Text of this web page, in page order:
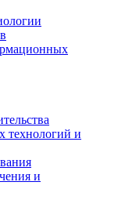
технологий и
и